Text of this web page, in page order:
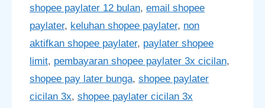
shopee paylater 12 bulan, email shopee
paylater, keluhan shopee paylater, non
aktifkan shopee paylater, paylater shopee
limit, pembayaran shopee paylater 3x cicilan,
shopee pay later bunga, shopee paylater
cicilan 3x, shopee paylater cicilan 3x